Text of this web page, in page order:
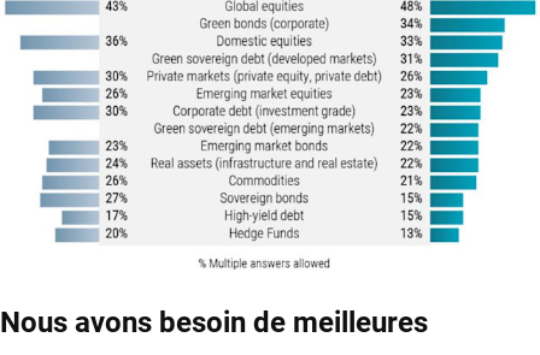
Nous avons besoin de meilleures